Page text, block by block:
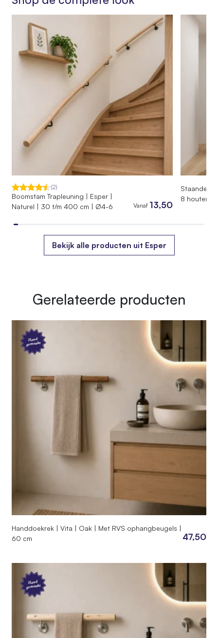
(2)
Boomstam Trapleuning | Esper |
Naturel | 30 t/m 400 cm | Ø4-6
Vanaf 13,50
Staande
8 houten
Bekijk alle producten uit Esper
Gerelateerde producten
Hand
gemaakt
Handdoekrek | Vita | Oak | Met RVS ophangbeugels |
60 cm
47,50
Hand
gemaakt